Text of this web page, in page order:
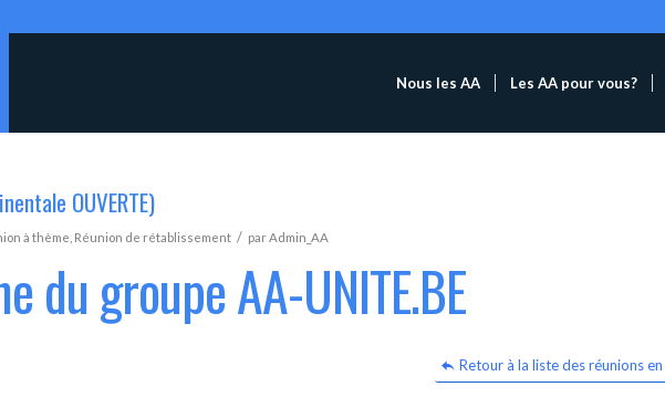
Nous les AA Les AA pour vous?
OUVERTE)
à thème Réunion de rétablissement / parAdmin_AA
du groupe AA-UNITE.BE
Retour à la liste des réunions